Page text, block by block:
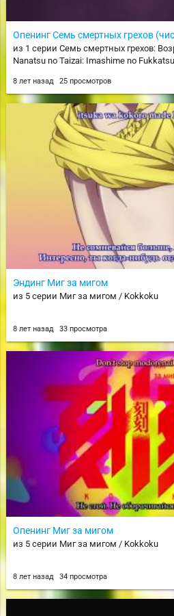
Опенинг Семь смертных грехов
из 1 серии Семь смертных грехов:
Nanatsu no Taizai: Imashime no Fukkatsu
8 лет назад 25 просмотров
Эндинг Миг за мигом
из 5 серии Миг за мигом / Kokkoku
8 лет назад 33 просмотра
Опенинг Миг за мигом
из 5 серии Миг за мигом / Kokkoku
8 лет назад 34 просмотра